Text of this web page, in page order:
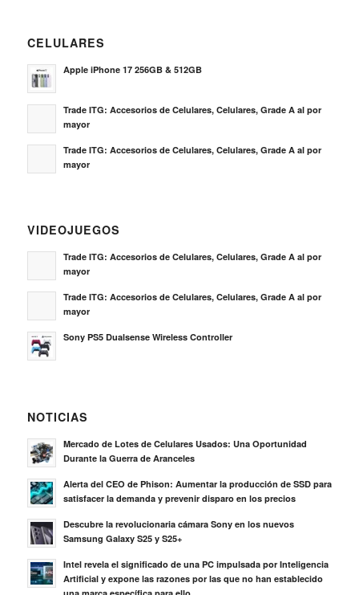
CELULARES
Apple iPhone 17 256GB & 512GB
Trade ITG: Accesorios de Celulares, Celulares, Grade A al por
mayor
Trade ITG: Accesorios de Celulares, Celulares, Grade A al por
mayor
VIDEOJUEGOS
Trade ITG: Accesorios de Celulares, Celulares, Grade A al por
mayor
Trade ITG: Accesorios de Celulares, Celulares, Grade A al por
mayor
Sony PS5 Dualsense Wireless Controller
NOTICIAS
Mercado de Lotes de Celulares Usados: Una Oportunidad
Durante la Guerra de Aranceles
Alerta del CEO de Phison: Aumentar la producción de SSD para
satisfacer la demanda y prevenir disparo en los precios
Descubre la revolucionaria cámara Sony en los nuevos
Samsung Galaxy S25 y S25+
Intel revela el significado de una PC impulsada por Inteligencia
Artificial y expone las razones por las que no han establecido